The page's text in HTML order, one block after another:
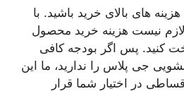
های بالای خرید باشید. با
نیست هزینه خرید محصول
کنید. پس اگر بودجه کافی
جی پلاس را ندارید، ما این
در اختیار شما قرار